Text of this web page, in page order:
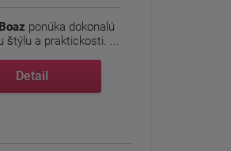
ponúka dokonalú
štýlu a praktickosti. ...
Detail